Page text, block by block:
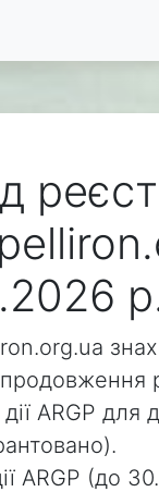
дії ARGP
ARGP (до